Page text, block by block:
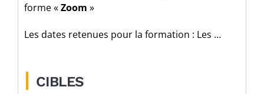
forme «Zoom »
Les dates retenues pour la formation : Les …
| CIBLES